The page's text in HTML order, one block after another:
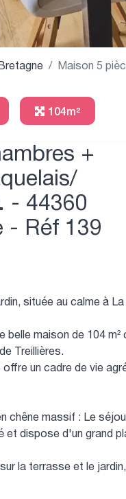
Maison 5
104m²
+
- 44360
- Réf 139
située au calme à
maison de 104
Treillières.
un cadre de vie
chêne massif : Le
et dispose d'un grand
la terrasse et le